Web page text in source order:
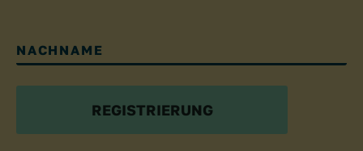
NACHNAME
REGISTRIERUNG